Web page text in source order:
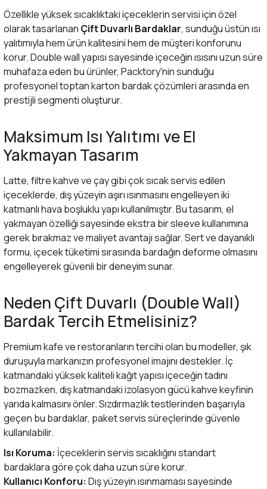
Özellikle yüksek sıcaklıktaki içeceklerin servisi için özel
olarak tasarlanan Çift Duvarlı Bardaklar, sunduğu üstün ısı
yalıtımıyla hem ürün kalitesini hem de müşteri konforunu
korur. Double wall yapısı sayesinde içeceğin ısısını uzun süre
muhafaza eden bu ürünler, Packtory'nin sunduğu
profesyoneltoptan karton bardakçözümleri arasında en
prestijli segmenti oluşturur.
Maksimum Isı Yalıtımı ve El
Yakmayan Tasarım
Latte, filtre kahve ve çay gibi çok sıcak servis edilen
içeceklerde, dış yüzeyin aşırı ısınmasını engelleyen iki
katmanlı hava boşluklu yapı kullanılmıştır. Bu tasarım, el
yakmayan özelliği sayesinde ekstra bir sleeve kullanımına
gerek bırakmaz ve maliyet avantajı sağlar. Sert ve dayanıklı
formu, içecek tüketimi sırasında bardağın deforme olmasını
engelleyerek güvenli bir deneyim sunar.
Neden Çift Duvarlı (Double Wall)
Bardak Tercih Etmelisiniz?
Premium kafe ve restoranların tercihi olan bu modeller, şık
duruşuyla markanızın profesyonel imajını destekler. İç
katmandaki yüksek kaliteli kağıt yapısı içeceğin tadını
bozmazken, dış katmandaki izolasyon gücü kahve keyfinin
yarıda kalmasını önler. Sızdırmazlık testlerinden başarıyla
geçen bu bardaklar, paket servis süreçlerinde güvenle
kullanılabilir.
Isı Koruma: İçeceklerin servis sıcaklığını standart
bardaklara göre çok daha uzun süre korur.
Kullanıcı Konforu: Dış yüzeyin ısınmaması sayesinde